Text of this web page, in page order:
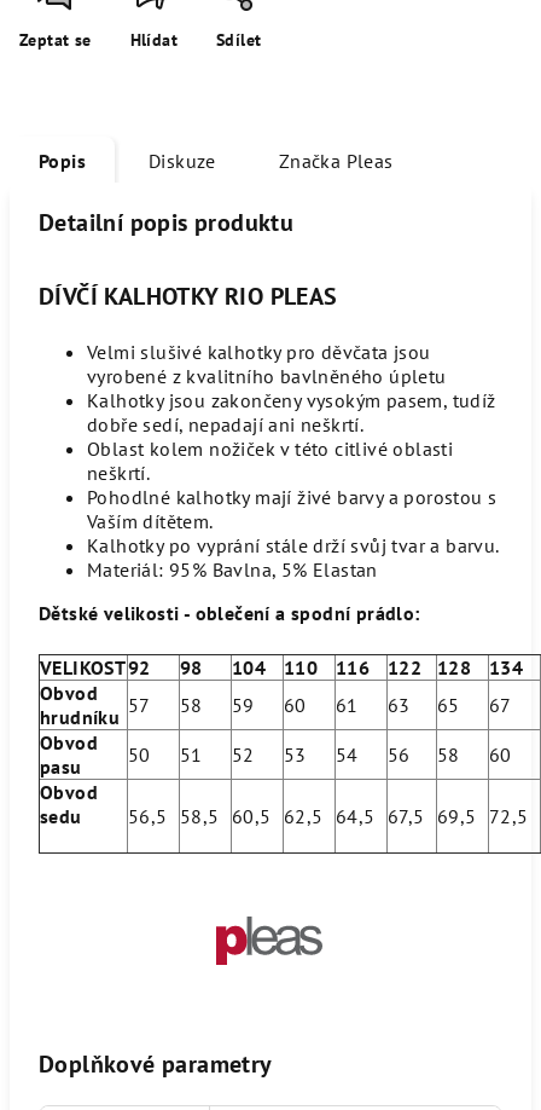
Zeptat se Hlídat Sdílet
Popis Diskuze Značka Pleas
Detailní popis produktu
DÍVČÍ KALHOTKY RIO PLEAS
Velmi slušivé kalhotky pro děvčata jsou
vyrobené z kvalitního bavlněného úpletu
Kalhotky jsou zakončeny vysokým pasem, tudíž
dobře sedí, nepadají ani neškrtí.
Oblast kolem nožiček v této citlivé oblasti
neškrtí.
Pohodlné kalhotky mají živé barvy a porostou s
Vaším dítětem.
Kalhotky po vyprání stále drží svůj tvar a barvu.
Materiál: 95% Bavlna, 5% Elastan
Dětské velikosti - oblečení a spodní prádlo:
VELIKOST92 98 104 110 116 122 128
134
Obvod
hrudníku 57 58 59 60 61 63 65
67
Obvod
pasu
50 51 52 53 54 56 58
60
Obvod
sedu
56,5 58,5 60,5 62,5 64,5 67,5 69,5 72,5
Doplňkové parametry